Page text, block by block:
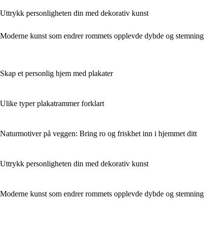
Uttrykk personligheten din med dekorativ kunst
Moderne kunst som endrer rommets opplevde dybde og stemning
Skap et personlig hjem med plakater
Ulike typer plakatrammer forklart
Naturmotiver på veggen: Bring ro og friskhet inn i hjemmet ditt
Uttrykk personligheten din med dekorativ kunst
Moderne kunst som endrer rommets opplevde dybde og stemning